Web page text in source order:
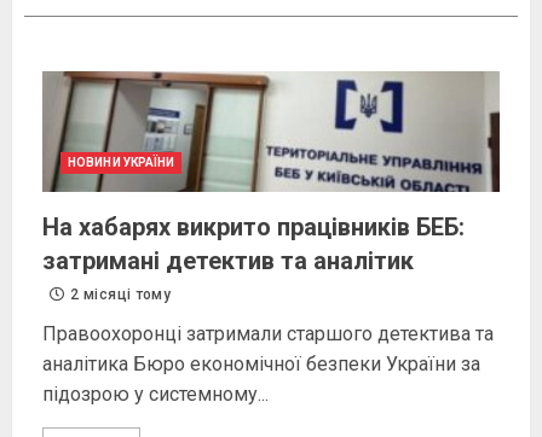
НОВИНИ УКРАЇНИ
На хабарях викрито працівників БЕБ:
затримані детектив та аналітик
2 місяці тому
Правоохоронці затримали старшого детектива та
аналітика Бюро економічної безпеки України за
підозрою у системному...